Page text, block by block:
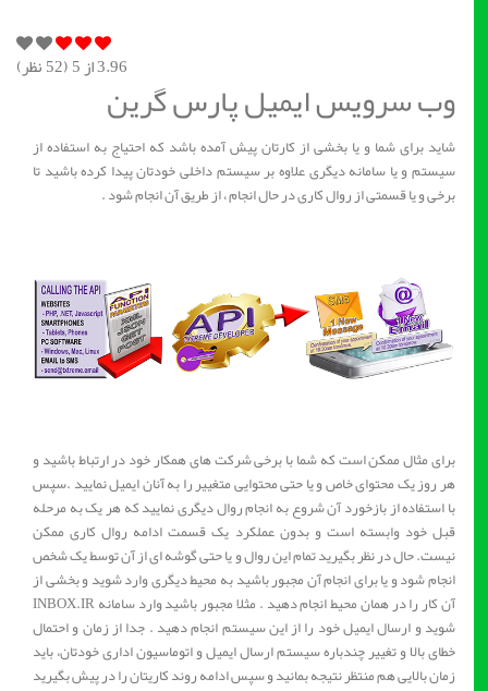
3.96از 5 ( 52نظر)
وب سرویس ایمیل پارس گرین
شاید برای شما و یا بخشی از کارتان پیش آمده باشد که احتیاج به استفاده از
سیستم و یا سامانه دیگری علاوه بر سیستم داخلی خودتان پیدا کرده باشید تا
برخی و یا قسمتی از روال کاری در حال انجام ، از طریق آن انجام شود .
برای مثال ممکن است که شما با برخی شرکت های همکار خود در ارتباط باشید و
هر روز یک محتوای خاص و یا حتی محتوایی متغییر را به آنان ایمیل نمایید .سپس
با استفاده از بازخورد آن شروع به انجام روال دیگری نمایید که هر یک به مرحله
قبل خود وابسته است و بدون عملکرد یک قسمت ادامه روال کاری ممکن
نیست. حال در نظر بگیرید تمام این روال و یا حتی گوشه ای از آن توسط یک شخص
انجام شود و یا برای انجام آن مجبور باشید به محیط دیگری وارد شوید و بخشی از
آن کار را در همان محیط انجام دهید . مثلا مجبور باشید وارد سامانه INBOX.IR
شوید و ارسال ایمیل خود را از این سیستم انجام دهید . جدا از زمان و احتمال
خطای بالا و تغییر چندباره سیستم ارسال ایمیل و اتوماسیون اداری خودتان، باید
زمان بالایی هم منتظر نتیجه بمانید و سپس ادامه روند کاریتان را در پیش بگیرید